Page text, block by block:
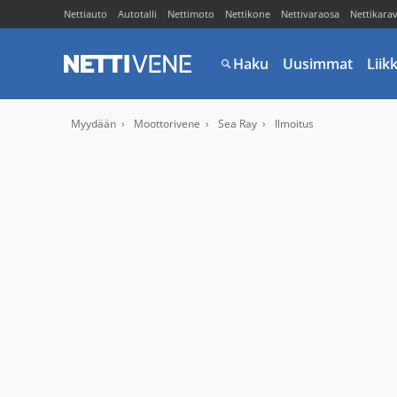
Nettiauto Autotalli Nettimoto Nettikone Nettivaraosa
Haku Uusimmat
Myydään Moottorivene Sea Ray Ilmoitus